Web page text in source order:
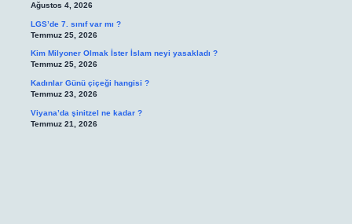
Ağustos 4, 2026
LGS’de 7. sınıf var mı ?
Temmuz 25, 2026
Kim Milyoner Olmak İster İslam neyi yasakladı ?
Temmuz 25, 2026
Kadınlar Günü çiçeği hangisi ?
Temmuz 23, 2026
Viyana’da şinitzel ne kadar ?
Temmuz 21, 2026